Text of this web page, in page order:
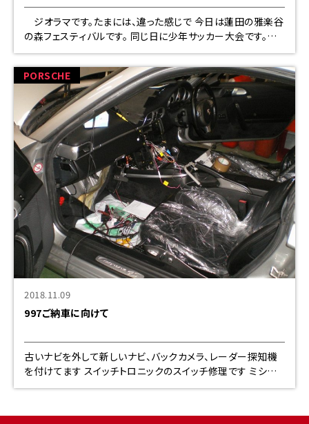
の森フェスティバルです。 同じ日に少年サッカー大会です。焼
きそばの仕出し焼いたり大変です
PORSCHE
2018.11.09
997ご納車に向けて
古いナビを外して新しいナビ、バックカメラ、レーダー探知機
を付けてます スイッチトロニックのスイッチ修理です ミシュラ
ンＳ４です ９６４の車検、ブーツ交換